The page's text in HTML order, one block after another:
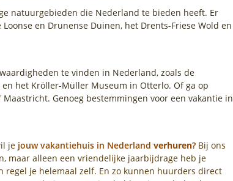
natuurgebieden die Nederland te bieden heeft. Er
en Drunense Duinen, het Drents-Friese Wold en
te vinden in Nederland, zoals de
het Kröller-Müller Museum in Otterlo. Of ga op
Genoeg bestemmingen voor een vakantie in
je jouw vakantiehuis in Nederland verhuren? Bij ons
maar alleen een vriendelijke jaarbijdrage heb je
je helemaal zelf. En zo kunnen huurders direct